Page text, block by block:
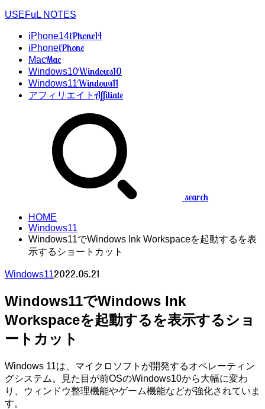
USEFuL NOTES
iPhone14iPhone14
iPhoneiPhone
MacMac
Windows10Windows10
Windows11Windows11
アフィリエイトAffiliate
search
HOME
Windows11
Windows11でWindows Ink Workspaceを起動するを表
示するショートカット
Windows112022.05.21
Windows11でWindows Ink
Workspaceを起動するを表示するショ
ートカット
Windows 11は、マイクロソフトが開発するオペレーティン
グシステム。見た目が前OSのWindows10から大幅に変わ
り、ウィンドウ整理機能やゲーム機能などが強化されていま
す。